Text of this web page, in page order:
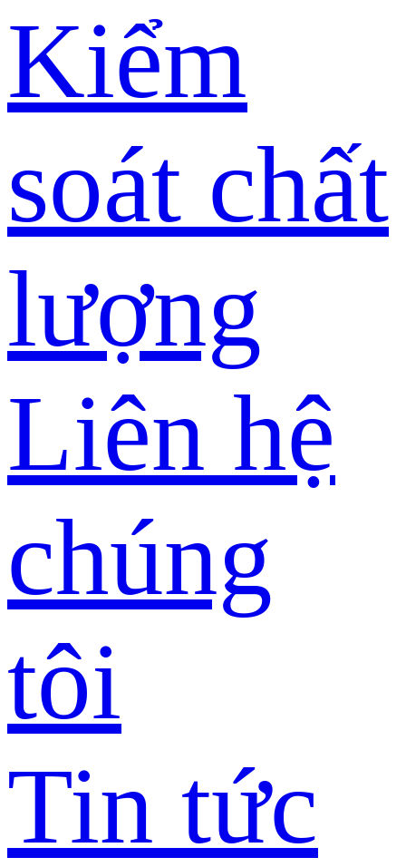
Kiểm
soát chất
lượng
Liên hệ
chúng
tôi
Tin tức